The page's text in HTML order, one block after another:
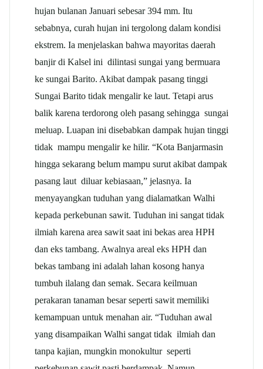
hujan bulanan Januari sebesar 394 mm. Itu
sebabnya, curah hujan ini tergolong dalam kondisi
ekstrem. Ia menjelaskan bahwa mayoritas daerah
banjir di Kalsel ini dilintasi sungai yang bermuara
ke sungai Barito. Akibat dampak pasang tinggi
Sungai Barito tidak mengalir ke laut. Tetapi arus
balik karena terdorong oleh pasang sehingga sungai
meluap. Luapan ini disebabkan dampak hujan tinggi
tidak mampu mengalir ke hilir. “Kota Banjarmasin
hingga sekarang belum mampu surut akibat dampak
pasang laut diluar kebiasaan,” jelasnya. Ia
menyayangkan tuduhan yang dialamatkan Walhi
kepada perkebunan sawit. Tuduhan ini sangat tidak
ilmiah karena area sawit saat ini bekas area HPH
dan eks tambang. Awalnya areal eks HPH dan
bekas tambang ini adalah lahan kosong hanya
tumbuh ilalang dan semak. Secara keilmuan
perakaran tanaman besar seperti sawit memiliki
kemampuan untuk menahan air. “Tuduhan awal
yang disampaikan Walhi sangat tidak ilmiah dan
tanpa kajian, mungkin monokultur seperti